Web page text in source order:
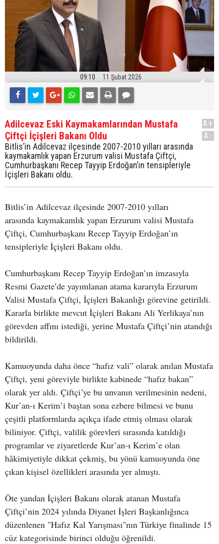
09:10 11 Şubat 2026
Adilcevaz Eski Kaymakamlarından Mustafa
Çiftçi İçişleri Bakanı Oldu
Bitlis’in Adilcevaz ilçesinde 2007-2010 yılları arasında
kaymakamlık yapan Erzurum valisi Mustafa Çiftçi,
Cumhurbaşkanı Recep Tayyip Erdoğan’ın tensipleriyle
İçişleri Bakanı oldu.
A+
A-
Bitlis’in Adilcevaz ilçesinde 2007-2010 yılları
arasında kaymakamlık yapan Erzurum valisi Mustafa
Çiftçi, Cumhurbaşkanı Recep Tayyip Erdoğan’ın
tensipleriyle İçişleri Bakanı oldu.
Cumhurbaşkanı Recep Tayyip Erdoğan’ın imzasıyla
Resmi Gazete’de yayımlanan atama kararıyla Erzurum
Valisi Mustafa Çiftçi, İçişleri Bakanlığı görevine getirildi.
Kararla birlikte mevcut İçişleri Bakanı Ali Yerlikaya’nın
görevden affını istediği, yerine Mustafa Çiftçi’nin atandığı
bildirildi.
Kamuoyunda daha önce “hafız vali” olarak anılan Mustafa
Çiftçi, yeni göreviyle birlikte kabinede “hafız bakan”
olarak yer aldı. Çiftçi’ye bu unvanın verilmesinin nedeni,
Kur’an-ı Kerim’i baştan sona ezbere bilmesi ve bunu
çeşitli platformlarda açıkça ifade etmiş olması olarak
biliniyor. Çiftçi, valilik görevleri sırasında katıldığı
programlar ve ziyaretlerde Kur’an-ı Kerim’e olan
hâkimiyetiyle dikkat çekmiş, bu yönü kamuoyunda öne
çıkan kişisel özellikleri arasında yer almıştı.
Öte yandan İçişleri Bakanı olarak atanan Mustafa
Çiftçi’nin 2024 yılında Diyanet İşleri Başkanlığınca
düzenlenen "Hafız Kal Yarışması"nın Türkiye finalinde 15
cüz kategorisinde birinci olduğu öğrenildi.